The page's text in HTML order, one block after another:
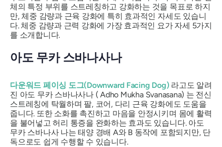
체의 특정 부위를 스트레칭하고 강화하는 것을 목표로 하지
만, 체중 감량과 근육 강화에 특히 효과적인 자세도 있습니
다. 체중 감량과 근력 강화에 가장 효과적인 요가 자세 5가지
를 소개합니다.
아도 무카 스바나사나
다운워드 페이싱 도그(Downward Facing Dog) 라고도 알려
진 아도 무카 스바나사나 (Adho Mukha Svanasana) 는 전신
스트레칭에 탁월하며 팔, 코어, 다리 근육 강화에도 도움을
줍니다. 또한 소화를 촉진하고 마음을 안정시키며 몸에 활력
을 불어넣고 허리 통증을 완화하는 효과도 있습니다. 아도
무카 스바나사나는 태양 경배 A와 B 동작에 포함되지만, 단
독으로도 쉽게 수행할 수 있습니다.